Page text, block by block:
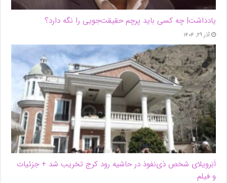
یادداشت| ‌چه کسی باید پرچم حقیقت‌جویی را نگه دارد؟
آذر ۲۹, ۱۴۰۴
اَبَر‌ویلای شخص ذی‌نفوذ در حاشیه‌ رود کرج تخریب شد + جزئیات
و فیلم